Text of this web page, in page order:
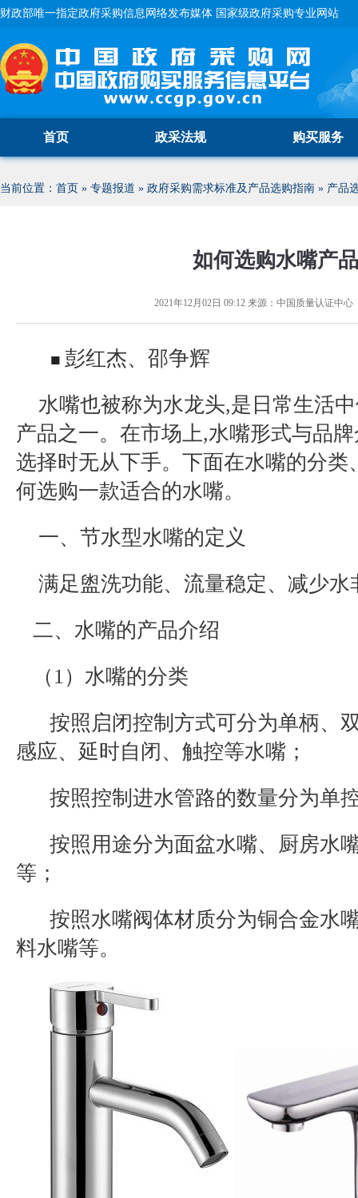
财政部唯一指定政府采购信息网络发布媒体 国家级政府采购专业网站
首页 政采法规 购买服务
当前位置： 首页 » 专题报道 » 政府采购需求标准及产品选购指南 » 产品
如何选购水嘴产
2021年12月02日 09:12来源： 中国质量认证中心
■ 彭红杰、邵争辉
水嘴也被称为水龙头,是日常生活
产品之一。在市场上,水嘴形式与品
选择时无从下手。下面在水嘴的分类
何选购一款适合的水嘴。
一、 节水型水嘴的定义
满足盥洗功能、流量稳定、减少
二、水嘴的产品介绍
（ 1）水嘴的分类
按照启闭控制方式可分为单柄、
感应、延时自闭、触控等水嘴；
按照控制进水管路的数量分为单
按照用途分为面盆水嘴、厨房水
等；
按照水嘴阀体材质分为铜合金水
料水嘴等。